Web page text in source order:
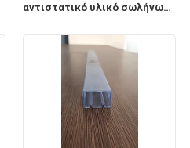
αντιστατικό υλικό σωλήνων
ολοκληρωμένου κυκλώματος